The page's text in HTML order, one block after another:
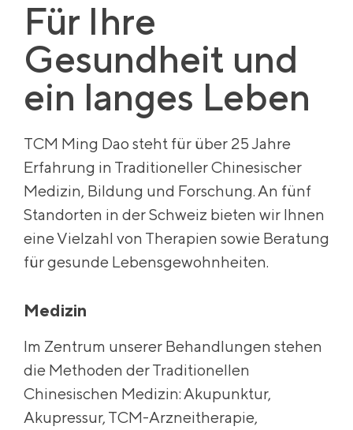
Für Ihre
Gesundheit und
ein langes Leben
TCM Ming Dao steht für über 25 Jahre
Erfahrung in Traditioneller Chinesischer
Medizin, Bildung und Forschung. An fünf
Standorten in der Schweiz bieten wir Ihnen
eine Vielzahl von Therapien sowie Beratung
für gesunde Lebensgewohnheiten.
Medizin
Im Zentrum unserer Behandlungen stehen
die Methoden der Traditionellen
Chinesischen Medizin: Akupunktur,
Akupressur, TCM-Arzneitherapie,